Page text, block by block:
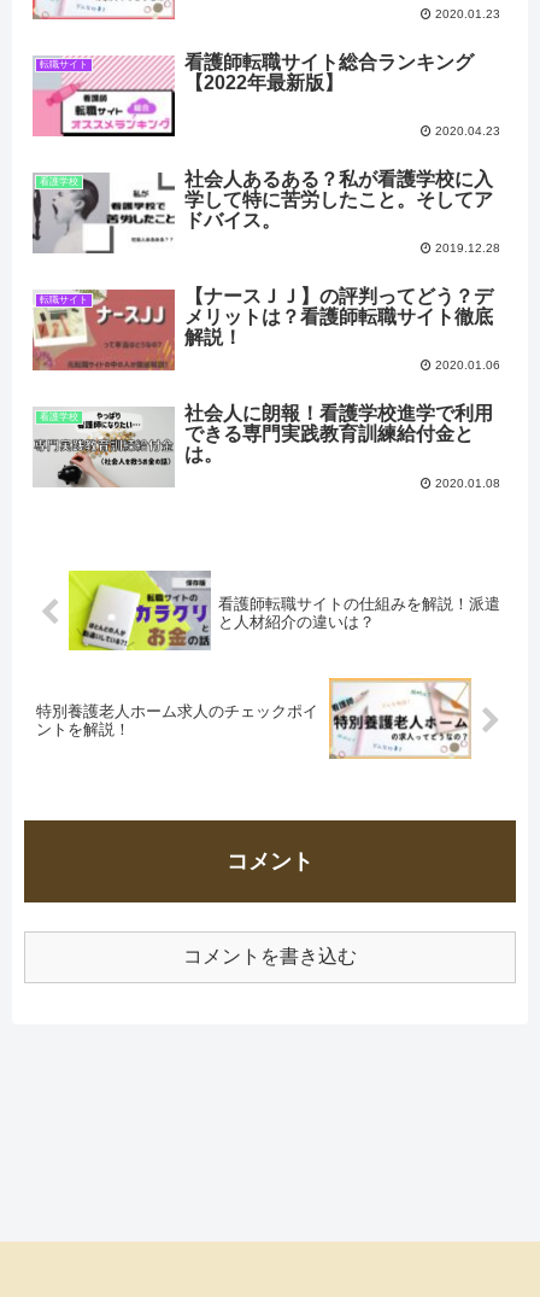
2020.01.23
転職サイト
看護師転職サイト総合ランキング
【2022年最新版】
2020.04.23
看護学校
社会人あるある？私が看護学校に入
学して特に苦労したこと。そしてア
ドバイス。
2019.12.28
転職サイト
【ナースＪＪ】の評判ってどう？デ
メリットは？看護師転職サイト徹底
解説！
2020.01.06
看護学校
社会人に朗報！看護学校進学で利用
できる専門実践教育訓練給付金と
は。
2020.01.08
看護師転職サイトの仕組みを解説！派遣
と人材紹介の違いは？
特別養護老人ホーム求人のチェックポイ
ントを解説！
コメント
コメントを書き込む